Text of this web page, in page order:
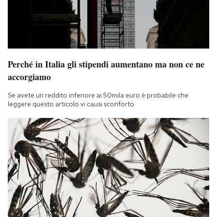
Perché in Italia gli stipendi aumentano ma non ce ne
accorgiamo
Se avete un reddito inferiore ai 50mila euro è probabile che
leggere questo articolo vi causi sconforto